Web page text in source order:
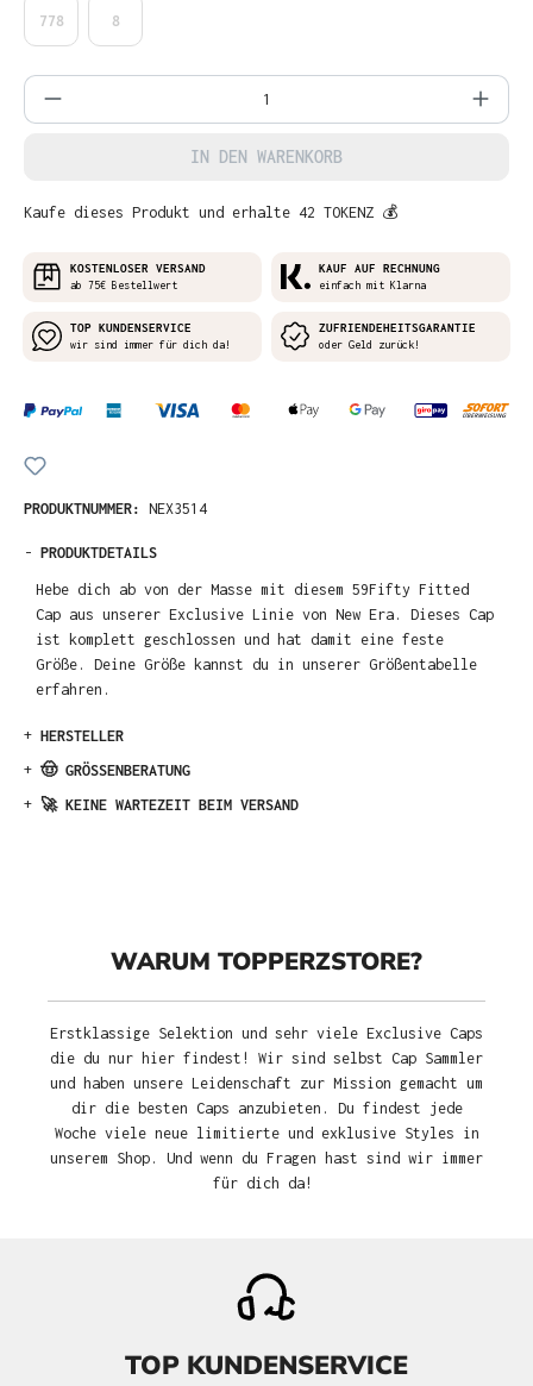
778 8
Produkt Anzahl: Gib den gewünschten
IN DEN WARENKORB
Kaufe dieses Produkt und erhalte 42 TOKENZ 💰
KOSTENLOSER VERSAND
ab 75€ Bestellwert
KAUF AUF RECHNUNG
einfach mit Klarna
TOP KUNDENSERVICE
wir sind immer für dich da!
ZUFRIENDEHEITSGARANTIE
oder Geld zurück!
PRODUKTNUMMER: NEX3514
- PRODUKTDETAILS
Hebe dich ab von der Masse mit diesem 59Fifty Fitted
Cap aus unserer Exclusive Linie von New Era. Dieses Cap
ist komplett geschlossen und hat damit eine feste
Größe. Deine Größe kannst du in unserer Größentabelle
erfahren.
+ HERSTELLER
+ 🤠 GRÖSSENBERATUNG
+ 🚀 KEINE WARTEZEIT BEIM VERSAND
WARUM TOPPERZSTORE?
Erstklassige Selektion und sehr viele Exclusive Caps
die du nur hier findest! Wir sind selbst Cap Sammler
und haben unsere Leidenschaft zur Mission gemacht um
dir die besten Caps anzubieten. Du findest jede
Woche viele neue limitierte und exklusive Styles in
unserem Shop. Und wenn du Fragen hast sind wir immer
für dich da!
TOP KUNDENSERVICE